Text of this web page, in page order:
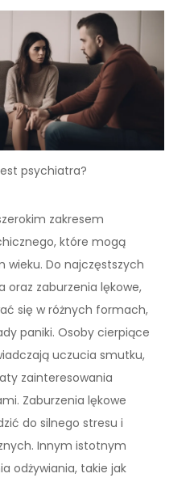
psychiatra?
zakresem
które mogą
wieku. Do najczęstszych
oraz zaburzenia lękowe,
się w różnych formach,
paniki. Osoby cierpiące
uczucia smutku,
zainteresowania
Zaburzenia lękowe
do silnego stresu i
Innym istotnym
odżywiania, takie jak